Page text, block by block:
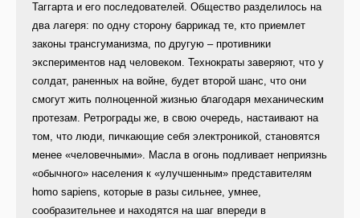
Таггарта и его последователей. Общество разделилось на
два лагеря: по одну сторону баррикад те, кто приемлет
законы трансгуманизма, по другую – противники
экспериментов над человеком. Технократы заверяют, что у
солдат, раненных на войне, будет второй шанс, что они
смогут жить полноценной жизнью благодаря механическим
протезам. Ретрограды же, в свою очередь, настаивают на
том, что люди, пичкающие себя электроникой, становятся
менее «человечными». Масла в огонь подливает неприязнь
«обычного» населения к «улучшенным» представителям
homo sapiens, которые в разы сильнее, умнее,
сообразительнее и находятся на шаг впереди в